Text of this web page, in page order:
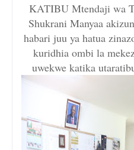
KATIBU Mtendaji wa
Shukrani Manyaa
habari juu ya hatua
kuridhia ombi la
uwekwe katika